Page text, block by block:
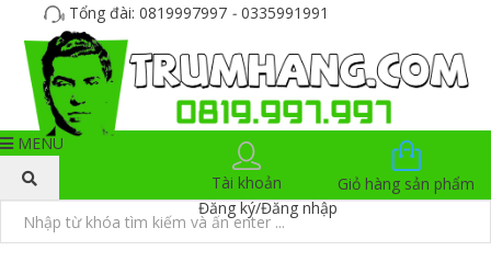
Tổng đài: 0819997997 - 0335991991
Tài khoản
Đăng ký/Đăng nhập
Giỏ hàng sản phẩm
MENU